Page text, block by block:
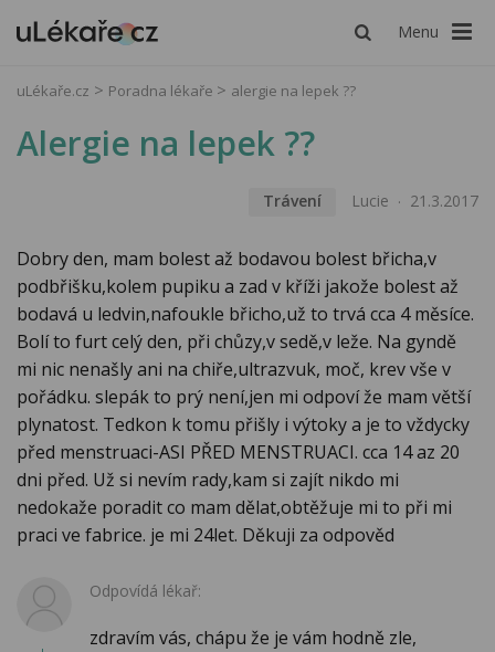
Menu
uLékaře.cz Poradna lékaře alergie na lepek ??
Alergie na lepek ??
Trávení Lucie 21.3.2017
Dobry den, mam bolest až bodavou bolest břicha,v
podbřišku,kolem pupiku a zad v kříži jakože bolest až
bodavá u ledvin,nafoukle břicho,už to trvá cca 4 měsíce.
Bolí to furt celý den, při chůzy,v sedě,v leže. Na gyndě
mi nic nenašly ani na chiře,ultrazvuk, moč, krev vše v
pořádku. slepák to prý není,jen mi odpoví že mam větší
plynatost. Tedkon k tomu přišly i výtoky a je to vždycky
před menstruaci-ASI PŘED MENSTRUACI. cca 14 az 20
dni před. Už si nevím rady,kam si zajít nikdo mi
nedokaže poradit co mam dělat,obtěžuje mi to při mi
praci ve fabrice. je mi 24let. Děkuji za odpověd
Odpovídá lékař:
zdravím vás, chápu že je vám hodně zle,